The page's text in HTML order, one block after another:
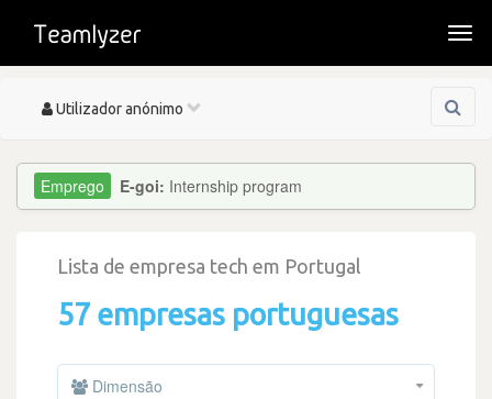
Toggle
Utilizador anónimo
E-goi: Internship program
Lista de empresa tech em Portugal
57 empresas portuguesas
Dimensão